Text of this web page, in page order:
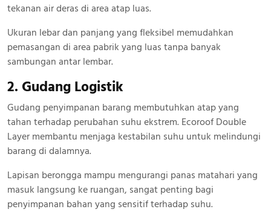
tekanan air deras di area atap luas.
Ukuran lebar dan panjang yang fleksibel memudahkan
pemasangan di area pabrik yang luas tanpa banyak
sambungan antar lembar.
2. Gudang Logistik
Gudang penyimpanan barang membutuhkan atap yang
tahan terhadap perubahan suhu ekstrem. Ecoroof Double
Layer membantu menjaga kestabilan suhu untuk melindungi
barang di dalamnya.
Lapisan berongga mampu mengurangi panas matahari yang
masuk langsung ke ruangan, sangat penting bagi
penyimpanan bahan yang sensitif terhadap suhu.